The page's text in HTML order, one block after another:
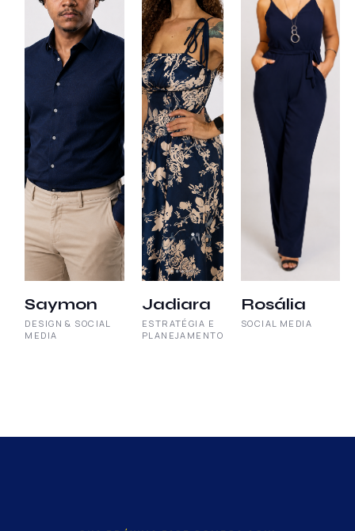
Saymon
DESIGN & SOCIAL
MEDIA
Jadiara
ESTRATÉGIA E
PLANEJAMENTO
Rosália
SOCIAL MEDIA